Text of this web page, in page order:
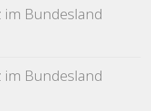
Bundesland
Bundesland